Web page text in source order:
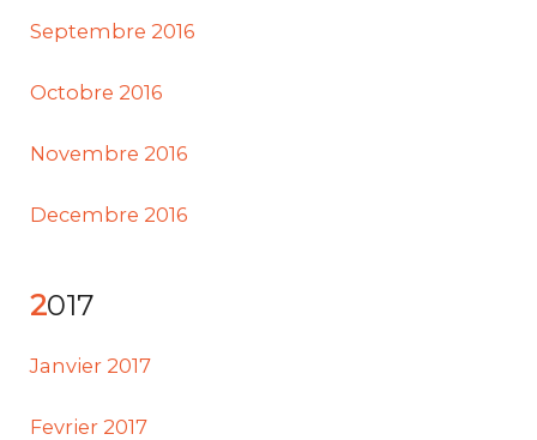
Septembre 2016
Octobre 2016
Novembre 2016
Decembre 2016
2017
Janvier 2017
Fevrier 2017